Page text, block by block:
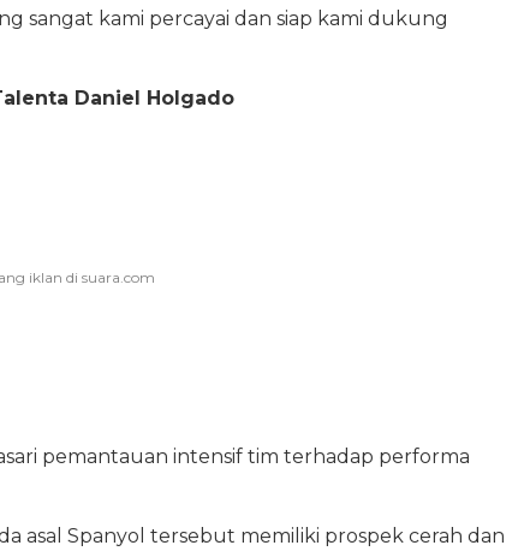
sangat kami percayai dan siap kami dukung
Daniel Holgado
pemantauan intensif tim terhadap performa
asal Spanyol tersebut memiliki prospek cerah dan